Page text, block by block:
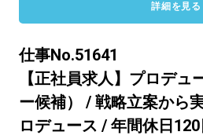
詳細を見る
仕事No.51641
【正社員求人】プロデュ
ー候補） / 戦略立案から
ロデュース / 年間休日